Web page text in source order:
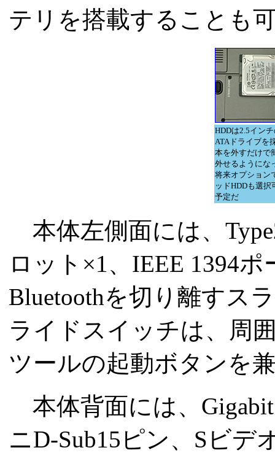
テリを搭載することも
HDDは2.5イン
ATAドライブを
本を外すだけで
外せるようにな
将来オプション
ッドHDDも選択
予定だ
本体左側面には、
ロット×1、IEEE 1394
Bluetoothを切り離すス
ライドスイッチは、周
ツールの起動ボタンを
本体背面には、
ニD-Sub15ピン、Sビデ